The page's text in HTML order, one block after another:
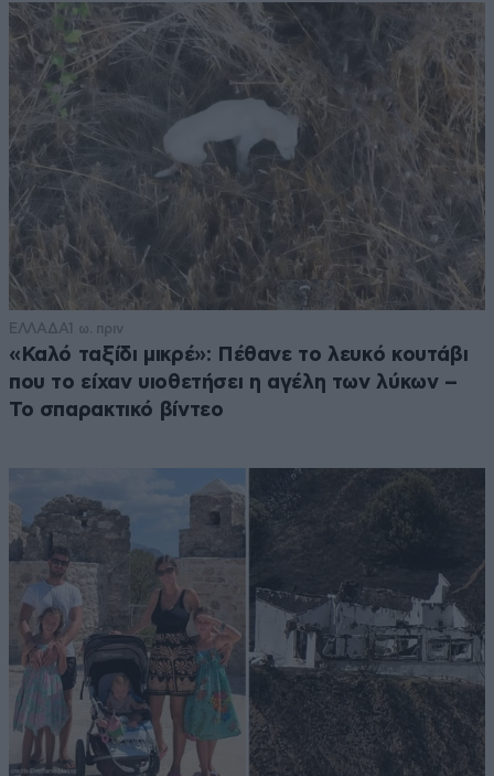
ΕΛΛΑΔΑ1 ω. πριν
«Καλό ταξίδι μικρέ»: Πέθανε το λευκό κουτάβι
που το είχαν υιοθετήσει η αγέλη των λύκων –
Το σπαρακτικό βίντεο